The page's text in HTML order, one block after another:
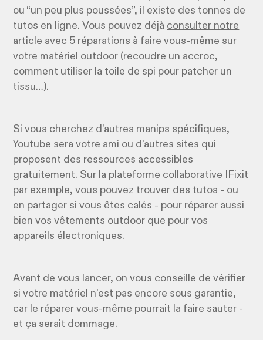
ou “un peu plus poussées”, il existe des tonnes de
tutos en ligne. Vous pouvez déjà consulter notre
article avec 5 réparations à faire vous-même sur
votre matériel outdoor (recoudre un accroc,
comment utiliser la toile de spi pour patcher un
tissu…).
Si vous cherchez d’autres manips spécifiques,
Youtube sera votre ami ou d’autres sites qui
proposent des ressources accessibles
gratuitement. Sur la plateforme collaborative
IFixit
par exemple, vous pouvez trouver des tutos - ou
en partager si vous êtes calés - pour réparer aussi
bien vos vêtements outdoor que pour vos
appareils électroniques.
Avant de vous lancer, on vous conseille de vérifier
si votre matériel n’est pas encore sous garantie,
car le réparer vous-même pourrait la faire sauter -
et ça serait dommage.